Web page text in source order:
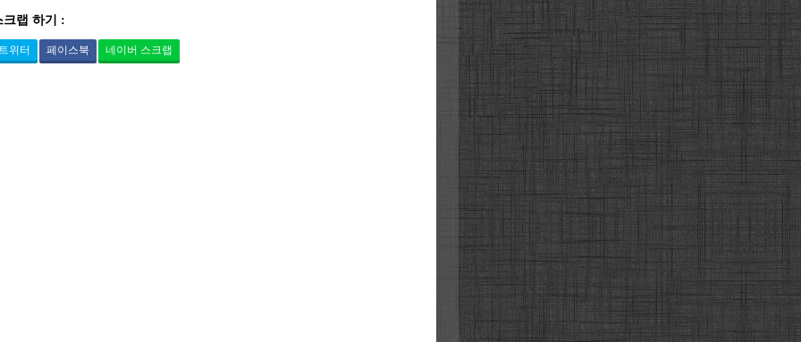
크랩 하기 :
위터 페이스북 네이버 스크랩